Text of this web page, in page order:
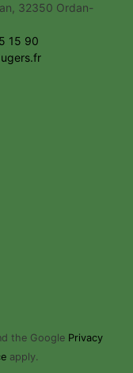
32350 Ordan-
15 90
the Google Privacy
apply.